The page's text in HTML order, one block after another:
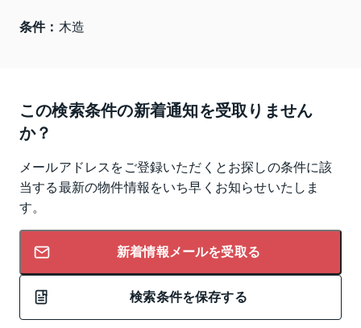
条件： 木造
この検索条件の新着通知を受取りません
か？
メールアドレスをご登録いただくとお探しの条件に該
当する最新の物件情報をいち早くお知らせいたしま
す。
新着情報メールを受取る
検索条件を保存する